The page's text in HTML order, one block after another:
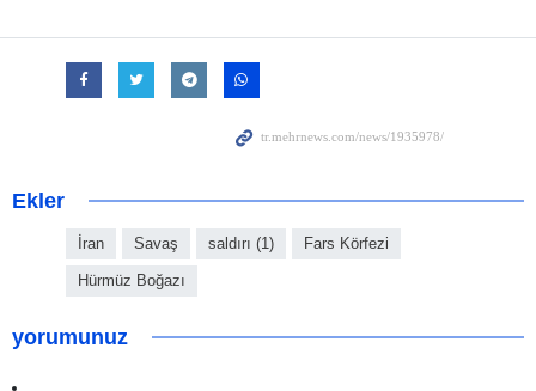
Ekler
İran Savaş saldırı (1) Fars Körfezi
Hürmüz Boğazı
yorumunuz